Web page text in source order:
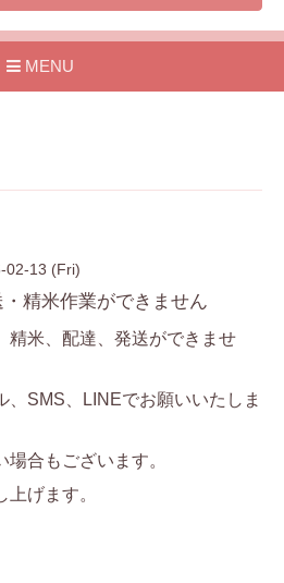
MENU
02-13 (Fri)
精米作業ができません
精米、配達、発送ができませ
、SMS、LINEでお願いいたしま
合もございます。
げます。